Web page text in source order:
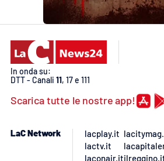
In onda su:
DTT - Canali 11, 17 e 111
Scarica tutte le nostre app!
LaC Network
lacplay.it
lactv.it
laconair.it